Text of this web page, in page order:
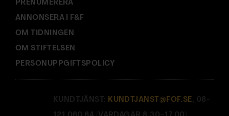
PRENUMERERA
ANNONSERA I F&F
OM TIDNINGEN
OM STIFTELSEN
PERSONUPPGIFTSPOLICY
KUNDTJÄNST: KUNDTJANST@FOF.SE , 08-